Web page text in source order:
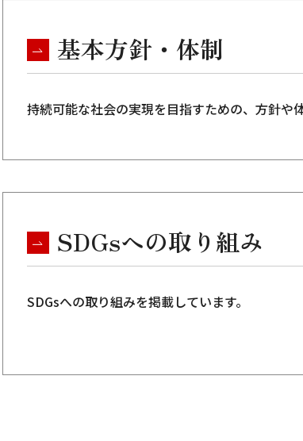
基本方針・体制
持続可能な社会の実現を目指すための、方針や
SDGsへの取り組み
SDGsへの取り組みを掲載しています。